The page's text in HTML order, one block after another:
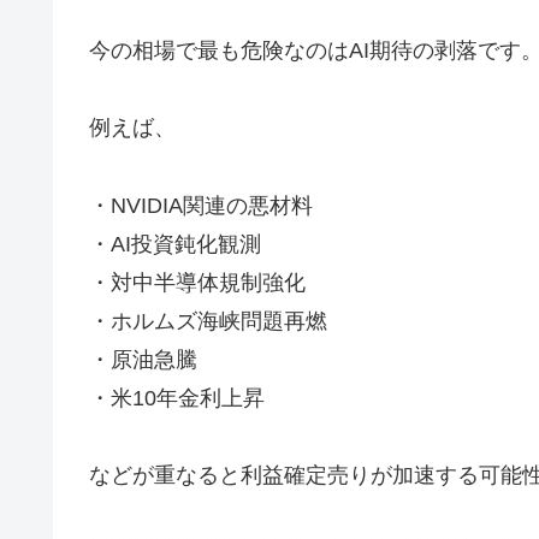
今の相場で最も危険なのはAI期待の剥落です。
例えば、
・NVIDIA関連の悪材料
・AI投資鈍化観測
・対中半導体規制強化
・ホルムズ海峡問題再燃
・原油急騰
・米10年金利上昇
などが重なると利益確定売りが加速する可能